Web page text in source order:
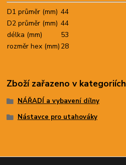
D1 průměr (mm) 44
D2 průměr (mm) 44
délka (mm)
53
rozměr hex (mm) 28
Zboží zařazeno v kategoriích
NÁŘADÍ a vybavení dílny
Nástavce pro utahováky